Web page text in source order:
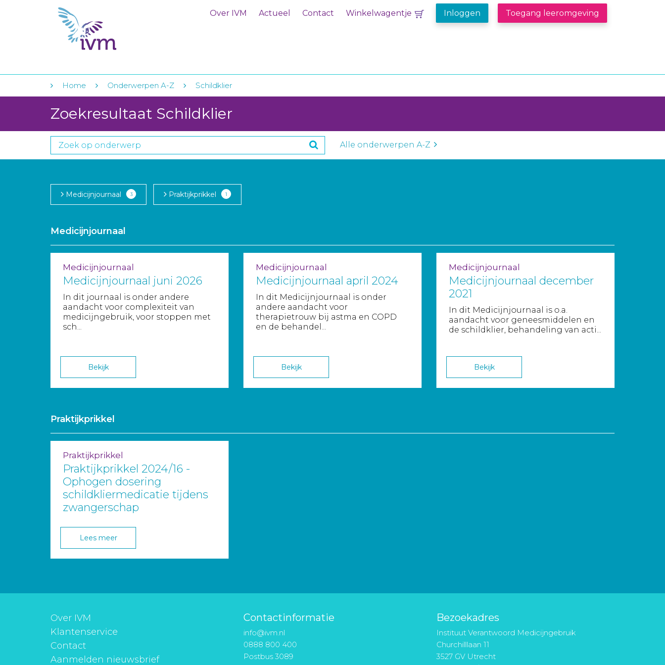
Over IVM Actueel Contact Winkelwagentje Inloggen Toegang leeromgeving
Home Onderwerpen A-Z Schildklier
Zoekresultaat Schildklier
Alle onderwerpen A-Z
Medicijnjournaal 3 Praktijkprikkel 1
Medicijnjournaal
Medicijnjournaal
Medicijnjournaal juni 2026
In dit journaal is onder andere
aandacht voor complexiteit van
medicijngebruik, voor stoppen met
sch...
Bekijk
Medicijnjournaal
Medicijnjournaal april 2024
In dit Medicijnjournaal is onder
andere aandacht voor
therapietrouw bij astma en COPD
en de behandel...
Bekijk
Medicijnjournaal
Medicijnjournaal december
2021
In dit Medicijnjournaal is o.a.
aandacht voor geneesmiddelen en
de schildklier, behandeling van acti...
Bekijk
Praktijkprikkel
Praktijkprikkel
Praktijkprikkel 2024/16 -
Ophogen dosering
schildkliermedicatie tijdens
zwangerschap
Lees meer
Over IVM
Klantenservice
Contact
Aanmelden nieuwsbrief
Contactinformatie
info@ivm.nl
0888 800 400
Postbus 3089
Bezoekadres
Instituut Verantwoord Medicijngebruik
Churchilllaan 11
3527 GV Utrecht